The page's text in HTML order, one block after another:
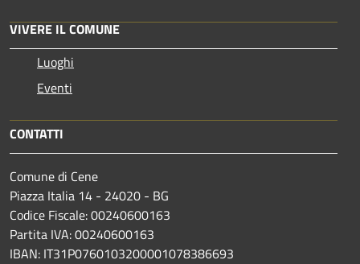
VIVERE IL COMUNE
Luoghi
Eventi
CONTATTI
Comune di Cene
Piazza Italia 14 - 24020 - BG
Codice Fiscale: 00240600163
Partita IVA: 00240600163
IBAN: IT31P0760103200001078386693